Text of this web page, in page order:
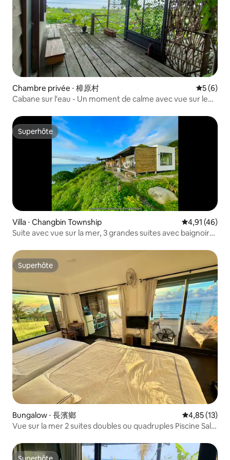
maison de vacances, nous avons hâte de
vous accueillir ! Si vous avez des
questions, n'hésitez pas à nous
contacter. Randy, le propriétaire
Bienvenue à la
Chambre privée ⋅ 樟原村
5 (6)
Cabane sur l'eau - Un moment de calme avec vue sur le
Superhôte
Superhôte
Villa ⋅ Changbin Township Évaluation
4,91 (46)
Suite avec vue sur la mer, 3 grandes suites avec baignoire,
galaxie et la lune, balcon, grand parking, animaux
acceptés
Superhôte
Superhôte
Bungalow ⋅ 長濱鄉 Évaluation
4,85 (13)
Vue sur la mer 2 suites doubles ou quadruples Piscine Salle
Accès à la plage Lever du soleil et étoiles Parking Animaux
acceptés